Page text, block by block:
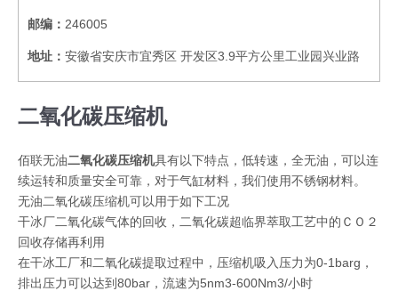
邮编： 246005
地址 ： 安徽省安庆市宜秀区 开发区3.9平方公里工业园兴业路
二氧化碳压缩机
佰联无油二氧化碳压缩机具有以下特点，低转速，全无油，可以连
续运转和质量安全可靠，对于气缸材料，我们使用不锈钢材料。
无油二氧化碳压缩机可以用于如下工况
干冰厂二氧化碳气体的回收，二氧化碳超临界萃取工艺中的ＣＯ２
回收存储再利用
在干冰工厂和二氧化碳提取过程中，压缩机吸入压力为0-1barg，
排出压力可以达到80bar，流速为5nm3-600Nm3/小时